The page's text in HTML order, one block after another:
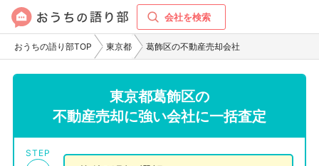
会社を検索
おうちの語り部TOP 東京都 葛飾区の不動産売却会社
東京都葛飾区の
不動産売却に強い会社に一括査定
STEP